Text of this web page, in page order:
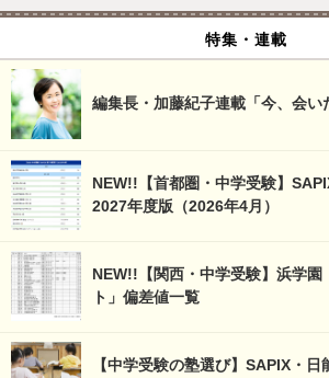
特集・連載
編集長・加藤紀子連載「今、会い
NEW!!【首都圏・中学受験】
2027年度版（2026年4月）
NEW!!【関西・中学受験】浜学園
ト」偏差値一覧
【中学受験の塾選び】SAPIX・